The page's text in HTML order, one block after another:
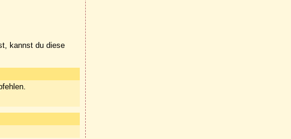
kannst du diese